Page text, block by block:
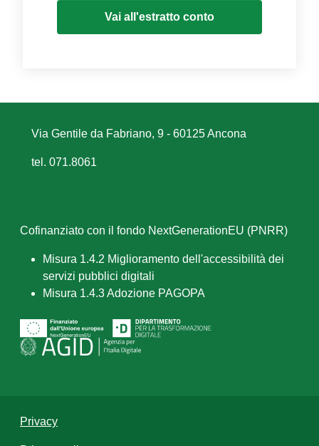
Vai all'estratto conto
Via Gentile da Fabriano, 9 - 60125 Ancona
tel. 071.8061
Cofinanziato con il fondo NextGenerationEU (PNRR)
Misura 1.4.2 Miglioramento dell'accessibilità dei
servizi pubblici digitali
Misura 1.4.3 Adozione PAGOPA
Privacy